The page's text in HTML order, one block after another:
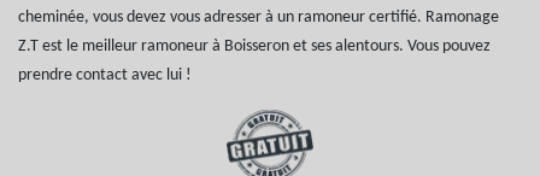
cheminée, vous devez vous adresser à un ramoneur certifié. Ramonage
Z.T est le meilleur ramoneur à Boisseron et ses alentours. Vous pouvez
prendre contact avec lui !